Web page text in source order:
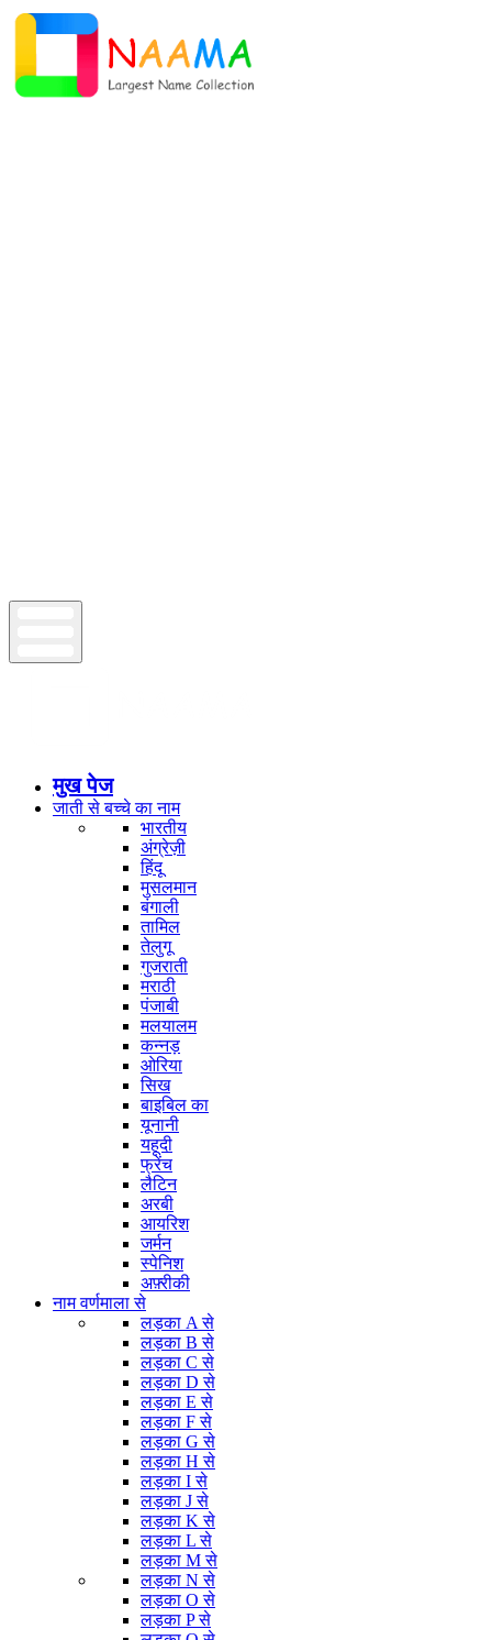
मुख पेज
जाती से बच्चे का नाम
भारतीय
अंग्रेज़ी
हिंदू
मुसलमान
बंगाली
तामिल
तेलुगू
गुजराती
मराठी
पंजाबी
मलयालम
कन्नड़
ओरिया
सिख
बाइबिल का
यूनानी
यहूदी
फ्रेंच
लैटिन
अरबी
आयरिश
जर्मन
स्पेनिश
अफ़्रीकी
नाम वर्णमाला से
लड़का A से
लड़का B से
लड़का C से
लड़का D से
लड़का E से
लड़का F से
लड़का G से
लड़का H से
लड़का I से
लड़का J से
लड़का K से
लड़का L से
लड़का M से
लड़का N से
लड़का O से
लड़का P से